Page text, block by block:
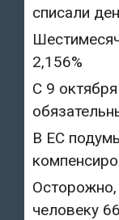
списали
2,156%
С 9
В ЕС
человеку